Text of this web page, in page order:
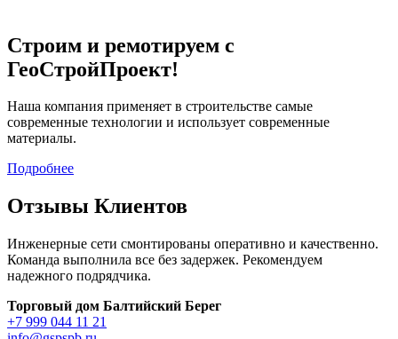
Строим и ремотируем с
ГеоСтройПроект!
Наша компания применяет в строительстве самые
современные технологии и использует современные
материалы.
Подробнее
Отзывы Клиентов
Инженерные сети смонтированы оперативно и качественно.
Команда выполнила все без задержек. Рекомендуем
надежного подрядчика.
Торговый дом Балтийский Берег
+7 999 044 11 21